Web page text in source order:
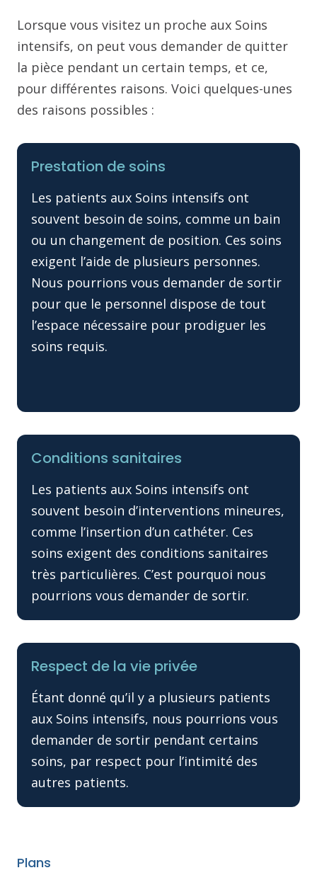
Lorsque vous visitez un proche aux Soins
intensifs, on peut vous demander de quitter
la pièce pendant un certain temps, et ce,
pour différentes raisons. Voici quelques-unes
des raisons possibles :
Prestation de soins
Les patients aux Soins intensifs ont
souvent besoin de soins, comme un bain
ou un changement de position. Ces soins
exigent l’aide de plusieurs personnes.
Nous pourrions vous demander de sortir
pour que le personnel dispose de tout
l’espace nécessaire pour prodiguer les
soins requis.
Conditions sanitaires
Les patients aux Soins intensifs ont
souvent besoin d’interventions mineures,
comme l’insertion d’un cathéter. Ces
soins exigent des conditions sanitaires
très particulières. C’est pourquoi nous
pourrions vous demander de sortir.
Respect de la vie privée
Étant donné qu’il y a plusieurs patients
aux Soins intensifs, nous pourrions vous
demander de sortir pendant certains
soins, par respect pour l’intimité des
autres patients.
Plans